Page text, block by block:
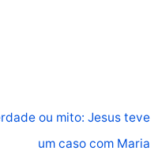
ou mito: Jesus teve
um caso com Maria